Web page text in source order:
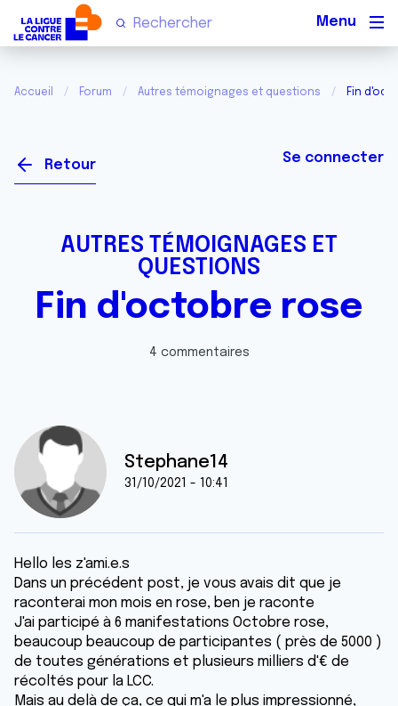
Accueil Forum Autres témoignages et questions Fin
Retour Se connecter
AUTRES TÉMOIGNAGES ET
QUESTIONS
Fin d'octobre rose
4 commentaires
Stephane14
31/10/2021 - 10:41
Hello les z'ami.e.s
Dans un précédent post, je vous avais dit que je
raconterai mon mois en rose, ben je raconte
J'ai participé à 6 manifestations Octobre rose,
beaucoup beaucoup de participantes ( près de 5000 )
de toutes générations et plusieurs milliers d'€ de
récoltés pour la LCC.
Mais au delà de ça, ce qui m'a le plus impressionné,